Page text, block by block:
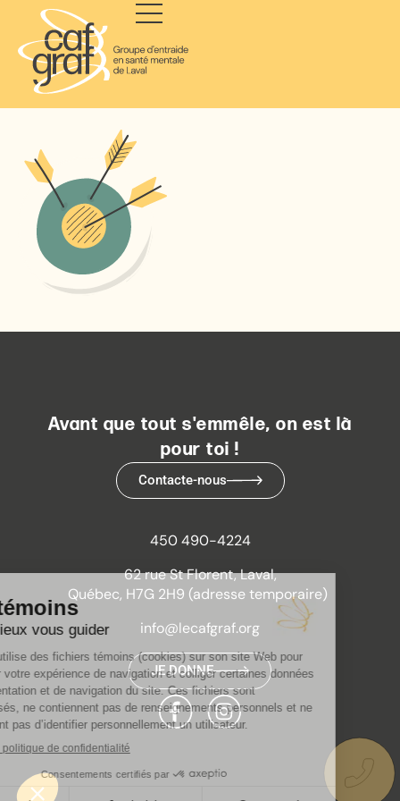
Avant que tout s'emmêle, on est là
pour toi !
Contacte-nous
450 490-4224
62 rue St Florent, Laval,
Québec, H7G 2H9 (adresse temporaire)
info@lecafgraf.org
JE DONNE